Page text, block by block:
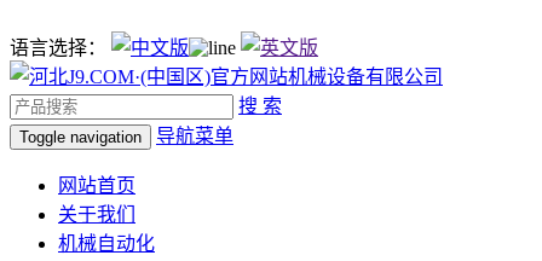
语言选择：
搜 索
Toggle navigation 导航菜单
网站首页
关于我们
机械自动化